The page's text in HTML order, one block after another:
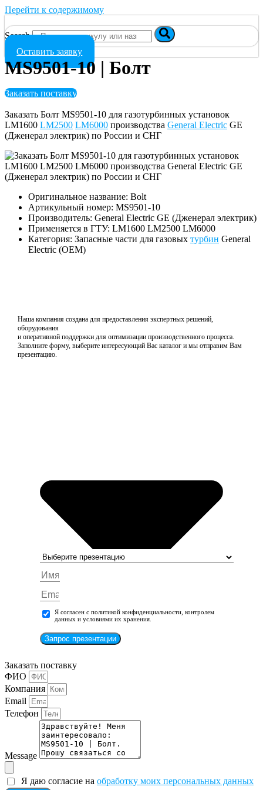
Перейти к содержимому
Search
Оставить заявку
MS9501-10 | Болт
Заказать поставку
Заказать Болт MS9501-10 для газотурбинных установок
LM1600 LM2500 LM6000 производства General Electric GE
(Дженерал электрик) по России и СНГ
Оригинальное название: Bolt
Артикульный номер: MS9501-10
Производитель: General Electric GE (Дженерал электрик)
Применяется в ГТУ: LM1600 LM2500 LM6000
Категория: Запасные части для газовых турбин General
Electric (OEM)
Наша компания создана для предоставления экспертных решений,
оборудования
и оперативной поддержки для оптимизации производственного процесса.
Заполните форму, выберите интересующий Вас каталог и мы отправим Вам
презентацию.
Я согласен с политикой конфиденциальности, контролем
данных и условиями их хранения.
Запрос презентации
Заказать поставку
ФИО
Компания
Email
Телефон
Message
Я даю согласие на обработку моих персональных данных